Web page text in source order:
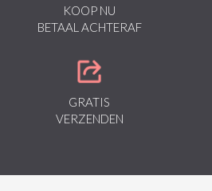
KOOP NU
BETAAL ACHTERAF
GRATIS
VERZENDEN